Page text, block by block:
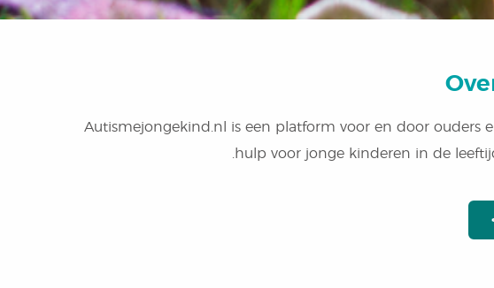
Autismejongekind.nl is een platform voor en door ouders
hulp voor jonge kinderen in de